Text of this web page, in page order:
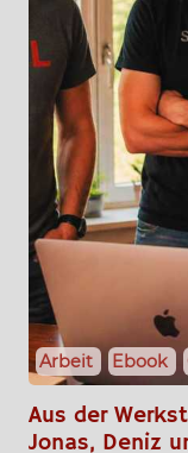
Arbeit Ebook
Aus der
Jonas, Deniz